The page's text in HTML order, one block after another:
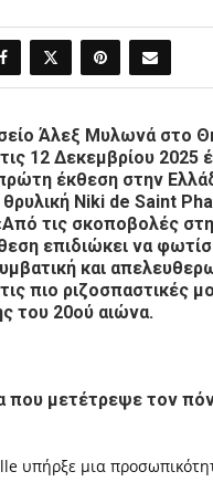
Άλεξ Μυλωνά στο
12 Δεκεμβρίου 2025
έκθεση στην
Niki de Saint
τις σκοποβολές
επιδιώκει να
και
πιο ριζοσπαστικές
του 20ού αιώνα.
που μετέτρεψε τον
υπήρξε μια